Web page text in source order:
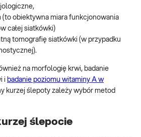
obiektywna miara funkcjonowania
całej siatkówki)
tomografię siatkówki (w przypadku
na morfologię krwi, badanie
i badanie poziomu witaminy A w
kurzej ślepoty zależy wybór metod
ślepocie